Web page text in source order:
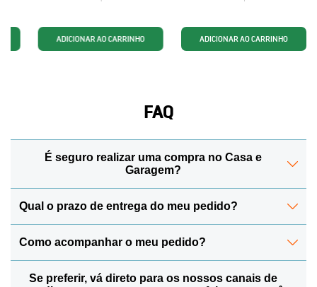
FAQ
É seguro realizar uma compra no Casa e
Garagem?
Sim! Para manter todos os seus dados protegidos, a
Casa e Garagem conta com o Certificado de Segurança
SSL, o mesmo utilizado pelos Bancos, que garante que
todos os seus dados pessoais, endereço e dados de
cartão de crédito jamais sejam divulgados. Para mais
Qual o prazo de entrega do meu pedido?
O prazo de entrega pode variar de acordo com a região
e o tipo de envio escolhido. Na página do produto ou
no carrinho de compras, informe o seu CEP para
Como acompanhar o meu pedido?
Para acompanhar seu pedido, acesse sua conta na loja
Se preferir, vá direto para os nossos canais de